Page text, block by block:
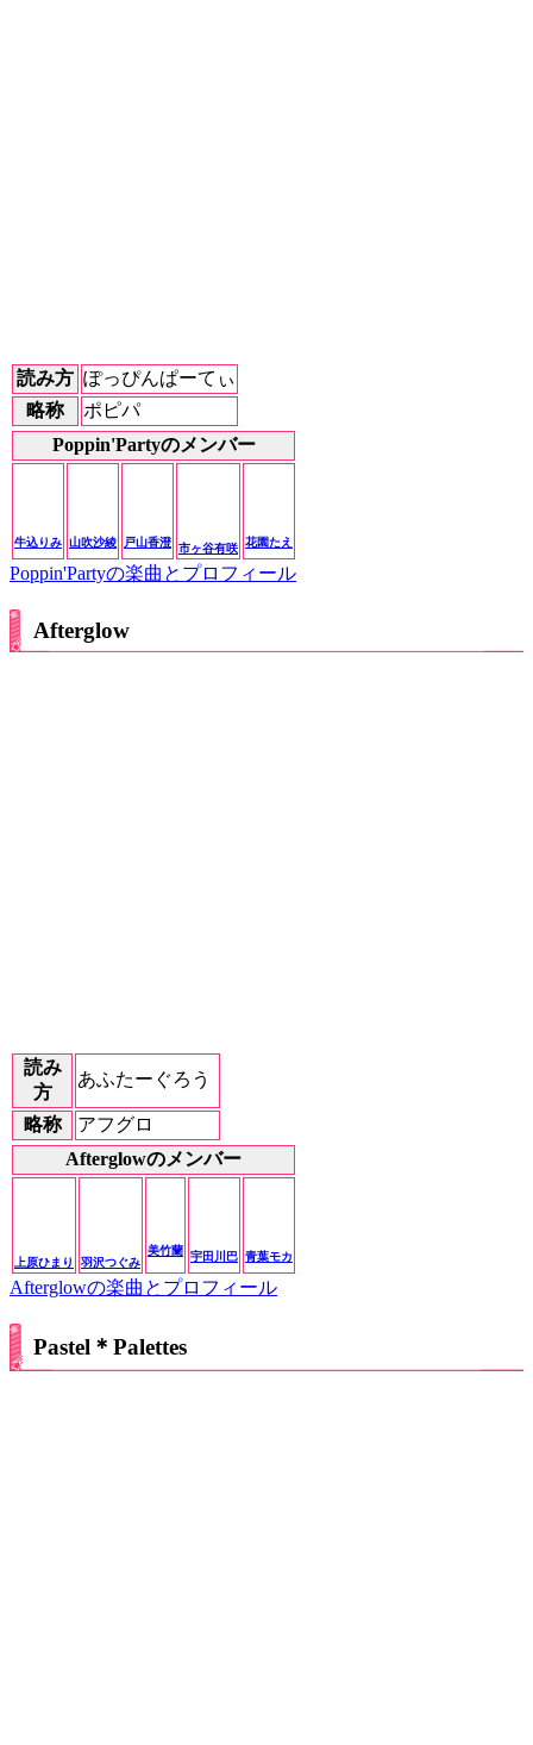
読み方 ぽっぴんぱーてぃ
略称
ポピパ
Poppin'Partyのメンバー
牛込りみ 山吹沙綾 戸山香澄 市ヶ谷有咲 花園たえ
Poppin'Partyの楽曲とプロフィール
Afterglow
読み
方
あふたーぐろう
略称
アフグロ
Afterglowのメンバー
上原ひまり 羽沢つぐみ
美竹蘭 宇田川巴 青葉モカ
Afterglowの楽曲とプロフィール
Pastel＊Palettes